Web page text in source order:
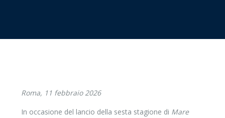
Roma, 11 febbraio 2026
In occasione del lancio della sesta stagione di Mare